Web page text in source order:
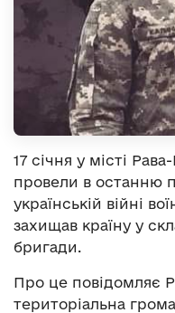
17 січня у місті
провели в останню
українській війні
захищав країну у
бригади.
Про це повідомляє
територіальна